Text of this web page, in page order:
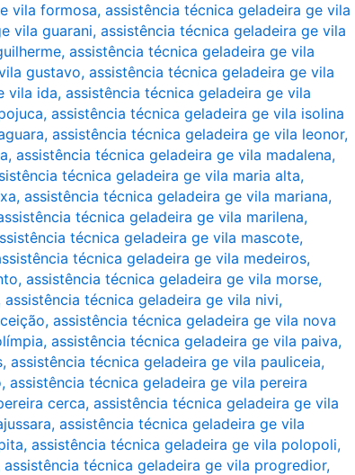
vila formosa, assistência técnica geladeira ge vila
vila guarani, assistência técnica geladeira ge vila
, assistência técnica geladeira ge vila
gustavo, assistência técnica geladeira ge vila
vila ida, assistência técnica geladeira ge vila
, assistência técnica geladeira ge vila isolina
, assistência técnica geladeira ge vila leonor,
, assistência técnica geladeira ge vila madalena,
técnica geladeira ge vila maria alta,
, assistência técnica geladeira ge vila mariana,
técnica geladeira ge vila marilena,
técnica geladeira ge vila mascote,
técnica geladeira ge vila medeiros,
, assistência técnica geladeira ge vila morse,
assistência técnica geladeira ge vila nivi,
, assistência técnica geladeira ge vila nova
, assistência técnica geladeira ge vila paiva,
, assistência técnica geladeira ge vila pauliceia,
, assistência técnica geladeira ge vila pereira
cerca, assistência técnica geladeira ge vila
, assistência técnica geladeira ge vila
, assistência técnica geladeira ge vila polopoli,
assistência técnica geladeira ge vila progredior,